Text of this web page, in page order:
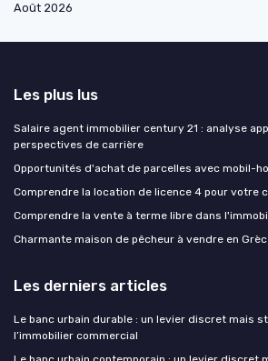
Août 2026
Les plus lus
Salaire agent immobilier century 21 : analyse
perspectives de carrière
Opportunités d'achat de parcelles avec mobil-
Comprendre la location de licence 4 pour votre
Comprendre la vente à terme libre dans
Charmante maison de pêcheur à vendre en
Les derniers articles
Le banc urbain durable : un levier discret mais
l’immobilier commercial